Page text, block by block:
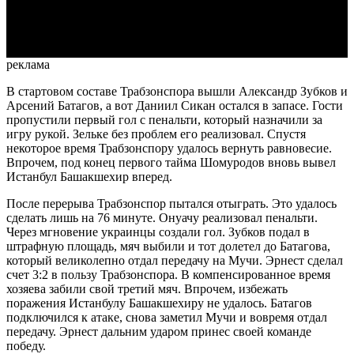
реклама
В стартовом составе Трабзонспора вышли Александр Зубков и
Арсений Батагов, а вот Даниил Сикан остался в запасе. Гости
пропустили первый гол с пенальти, который назначили за
игру рукой. Зельке без проблем его реализовал. Спустя
некоторое время Трабзонспору удалось вернуть равновесие.
Впрочем, под конец первого тайма Шомуродов вновь вывел
Истанбул Башакшехир вперед.
После перерыва Трабзонспор пытался отыграть. Это удалось
сделать лишь на 76 минуте. Онуачу реализовал пенальти.
Через мгновение украинцы создали гол. Зубков подал в
штрафную площадь, мяч выбили и тот долетел до Батагова,
который великолепно отдал передачу на Мучи. Эрнест сделал
счет 3:2 в пользу Трабзонспора. В компенсированное время
хозяева забили свой третий мяч. Впрочем, избежать
поражения Истанбулу Башакшехиру не удалось. Батагов
подключился к атаке, снова заметил Мучи и вовремя отдал
передачу. Эрнест дальним ударом принес своей команде
победу.